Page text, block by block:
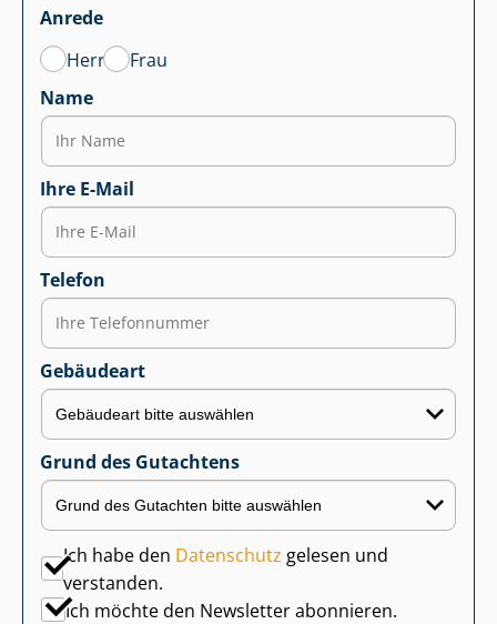
Anrede
Herr
Frau
Name
Ihre E-Mail
Telefon
Gebäudeart
Grund des Gutachtens
Ich habe den Datenschutz gelesen und
verstanden.
Ich möchte den Newsletter abonnieren.